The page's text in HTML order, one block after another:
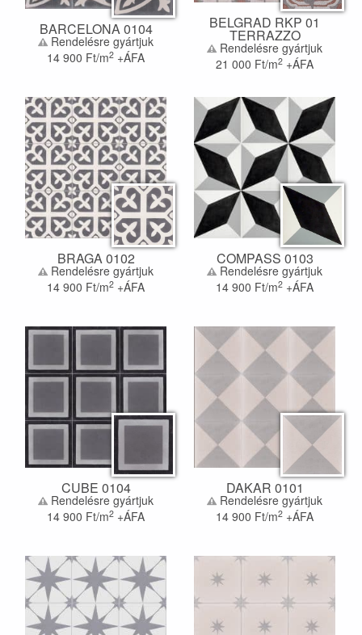
BARCELONA 0104
Rendelésre gyártjuk
14 900 Ft/m2 +ÁFA
BELGRAD RKP 01
TERRAZZO
Rendelésre gyártjuk
21 000 Ft/m2 +ÁFA
BRAGA 0102
Rendelésre gyártjuk
14 900 Ft/m2 +ÁFA
COMPASS 0103
Rendelésre gyártjuk
14 900 Ft/m2 +ÁFA
CUBE 0104
Rendelésre gyártjuk
14 900 Ft/m2 +ÁFA
DAKAR 0101
Rendelésre gyártjuk
14 900 Ft/m2 +ÁFA